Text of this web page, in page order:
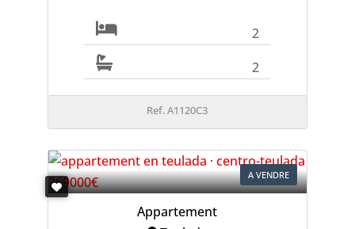
2
2
Ref. A1120C3
A VENDRE
Appartement